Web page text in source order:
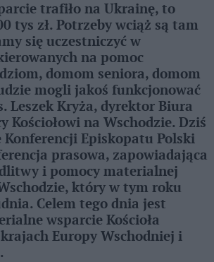
trafiło na Ukrainę, to
tys zł. Potrzeby wciąż są tam
się uczestniczyć w
na pomoc
domom seniora, domom
mogli jakoś funkcjonować
Leszek Kryża, dyrektor Biura
Kościołowi na Wschodzie. Dziś
Konferencji Episkopatu Polski
prasowa, zapowiadająca
i pomocy materialnej
który w tym roku
Celem tego dnia jest
wsparcie Kościoła
Europy Wschodniej i